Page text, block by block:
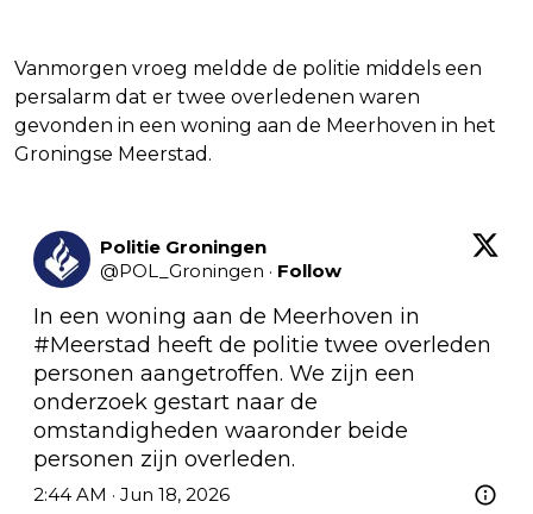
Vanmorgen vroeg meldde de politie middels een
persalarm dat er twee overledenen waren
gevonden in een woning aan de Meerhoven in het
Groningse Meerstad.
Politie Groningen
@POL_Groningen · Follow
#Meerstad heeft de politie twee overleden
personen aangetroffen. We zijn een
onderzoek gestart naar de
omstandigheden waaronder beide
personen zijn overleden.
2:44 AM · Jun 18, 2026